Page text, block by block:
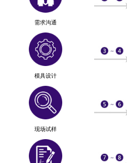
需求沟通
模具设计
现场试样